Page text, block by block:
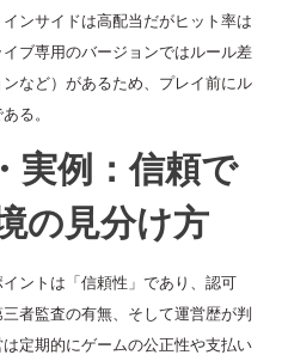
ンサイドは高配当だがヒット率は
ブ専用のバージョンではルール差
ンなど）があるため、プレイ前にル
る。
実例：信頼で
の見分け方
ントは「信頼性」であり、認可
者監査の有無、そして運営歴が判
定期的にゲームの公正性や支払い